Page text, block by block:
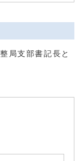
局支部書記長と